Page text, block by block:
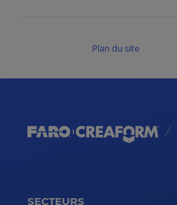
Plan du site
SECTEURS